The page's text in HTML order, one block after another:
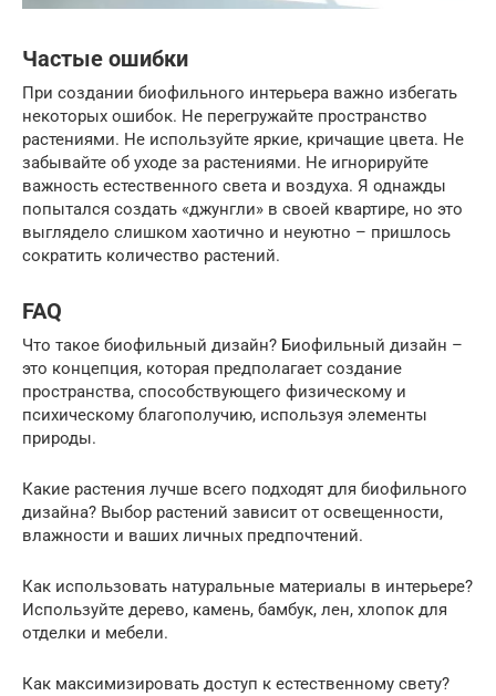
Частые ошибки
При создании биофильного интерьера важно избегать
некоторых ошибок. Не перегружайте пространство
растениями. Не используйте яркие, кричащие цвета. Не
забывайте об уходе за растениями. Не игнорируйте
важность естественного света и воздуха. Я однажды
попытался создать «джунгли» в своей квартире, но это
выглядело слишком хаотично и неуютно – пришлось
сократить количество растений.
FAQ
Что такое биофильный дизайн? Биофильный дизайн –
это концепция, которая предполагает создание
пространства, способствующего физическому и
психическому благополучию, используя элементы
природы.
Какие растения лучше всего подходят для биофильного
дизайна? Выбор растений зависит от освещенности,
влажности и ваших личных предпочтений.
Как использовать натуральные материалы в интерьере?
Используйте дерево, камень, бамбук, лен, хлопок для
отделки и мебели.
Как максимизировать доступ к естественному свету?